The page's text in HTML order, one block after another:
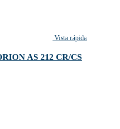
Vista rápida
AS 212 CR/CS